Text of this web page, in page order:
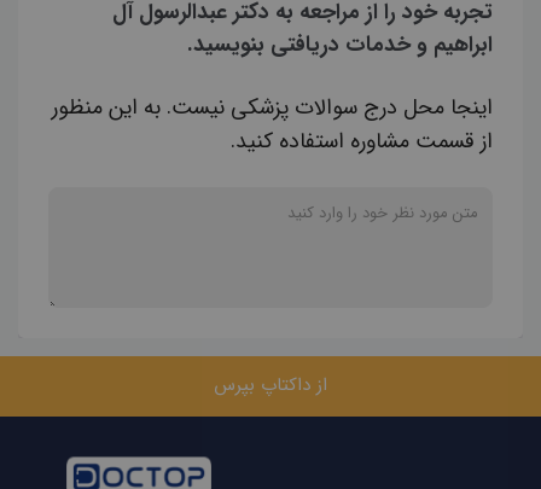
تجربه خود را از مراجعه به دکتر عبدالرسول آل
ابراهیم و خدمات دریافتی بنویسید.
اینجا محل درج سوالات پزشکی نیست. به این منظور
از قسمت مشاوره استفاده کنید.
از داکتاپ بپرس